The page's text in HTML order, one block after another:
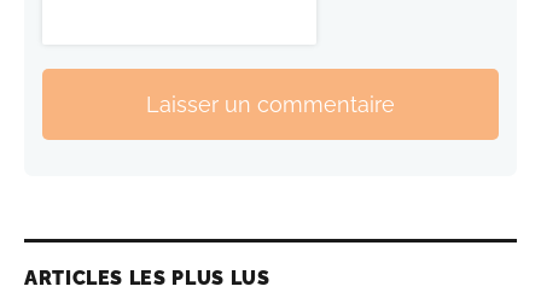
Laisser un commentaire
ARTICLES LES PLUS LUS